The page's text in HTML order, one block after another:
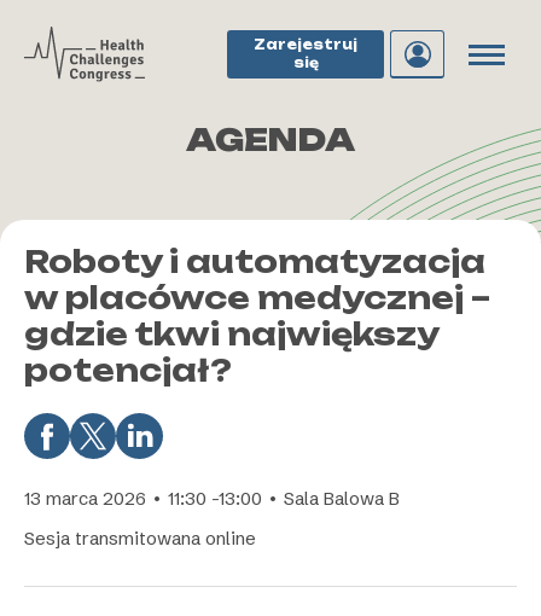
Zarejestruj
się
AGENDA
Roboty i automatyzacja
w placówce medycznej –
gdzie tkwi największy
potencjał?
13 marca 2026 • 11:30 -13:00 • Sala Balowa B
Sesja transmitowana online